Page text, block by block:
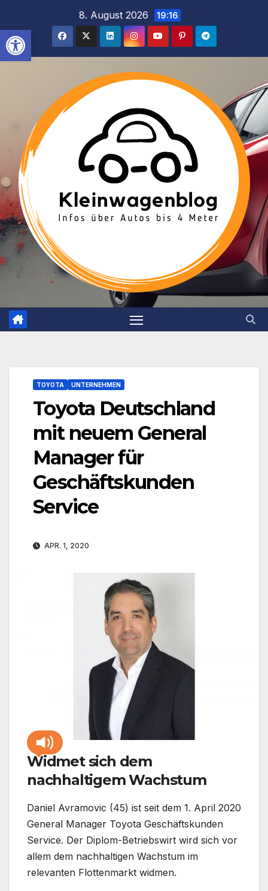
Werkzeugleiste öffnen
springen
8. August 2026 19:16
TOYOTA UNTERNEHMEN
Toyota Deutschland
mit neuem General
Manager für
Geschäftskunden
Service
APR. 1, 2020
Widmet sich dem
nachhaltigem Wachstum
Daniel Avramovic (45) ist seit dem 1. April 2020
General Manager Toyota Geschäftskunden
Service. Der Diplom-Betriebswirt wird sich vor
allem dem nachhaltigen Wachstum im
relevanten Flottenmarkt widmen.